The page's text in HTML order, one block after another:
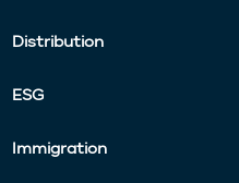
Distribution
ESG
Immigration